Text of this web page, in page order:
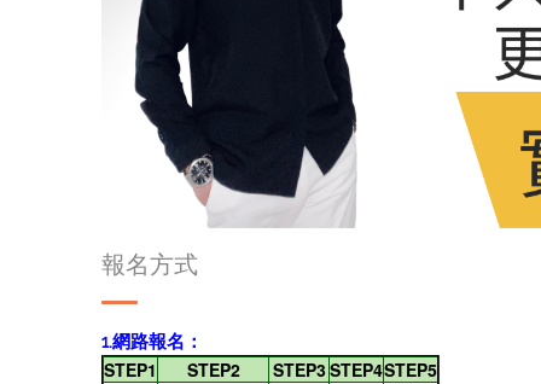
報名方式
1.網路報名：
STEP1 STEP2 STEP3STEP4STEP5